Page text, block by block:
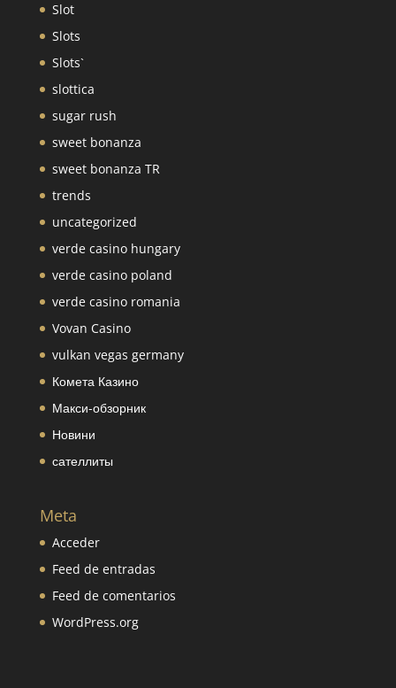
Slot
Slots
Slots`
slottica
sugar rush
sweet bonanza
sweet bonanza TR
trends
uncategorized
verde casino hungary
verde casino poland
verde casino romania
Vovan Casino
vulkan vegas germany
Комета Казино
Макси-обзорник
Новини
сателлиты
Meta
Acceder
Feed de entradas
Feed de comentarios
WordPress.org